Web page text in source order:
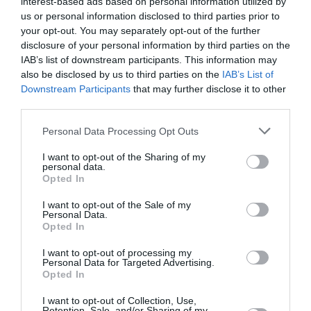
us or personal information disclosed to third parties prior to
your opt-out. You may separately opt-out of the further
disclosure of your personal information by third parties on the
IAB’s list of downstream participants. This information may
also be disclosed by us to third parties on the IAB’s List of
Downstream Participants that may further disclose it to other
Personal Data Processing Opt Outs
I want to opt-out of the Sharing of my
personal data.
Opted In
I want to opt-out of the Sale of my
Personal Data.
Opted In
I want to opt-out of processing my
Personal Data for Targeted Advertising.
Opted In
I want to opt-out of Collection, Use,
FAIRE UN DON
Appel aux lecteurs !
Soutenez Air Journal participezà son
développement !
NOUS SOUTENIR
DERNIERS COMMENTAIRES
NDRa commenté l'article :